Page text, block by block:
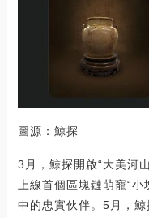
圖源：鯨探
3月，鯨探開啟“大美河
上線首個區塊鏈萌寵“
中的忠實伙伴。5月，